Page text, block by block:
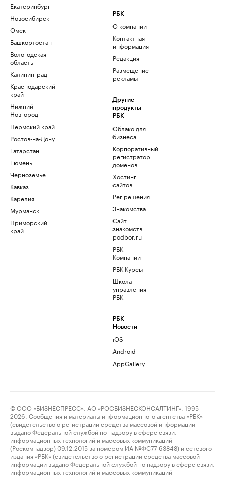
Екатеринбург
Новосибирск
Омск
Башкортостан
Вологодская
область
Калининград
Краснодарский
край
Нижний
Новгород
Пермский край
Ростов-на-Дону
Татарстан
Тюмень
Черноземье
Кавказ
Карелия
Мурманск
Приморский
край
РБК
О компании
Контактная
информация
Редакция
Размещение
рекламы
Другие
продукты
РБК
Облако для
бизнеса
Корпоративный
регистратор
доменов
Хостинг
сайтов
Рег.решения
Знакомства
Сайт
знакомств
podbor.ru
РБК
Компании
РБК Курсы
Школа
управления
РБК
РБК
Новости
iOS
Android
AppGallery
© ООО «БИЗНЕСПРЕСС», АО «РОСБИЗНЕСКОНСАЛТИНГ», 1995–
2026. Сообщения и материалы информационного агентства «РБК»
(свидетельство о регистрации средства массовой информации
выдано Федеральной службой по надзору в сфере связи,
информационных технологий и массовых коммуникаций
(Роскомнадзор) 09.12.2015 за номером ИА №ФС77-63848) и сетевого
издания «РБК» (свидетельство о регистрации средства массовой
информации выдано Федеральной службой по надзору в сфере связи,
информационных технологий и массовых коммуникаций